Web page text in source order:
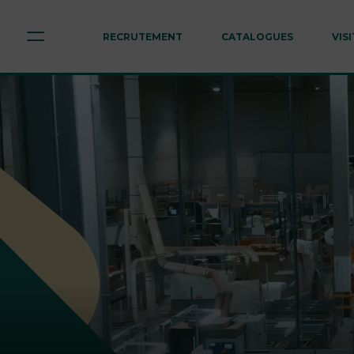
RECRUTEMENT CATALOGUES